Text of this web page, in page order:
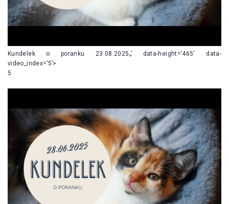
Kundelek o poranku 23.08.2025„’ data-height=’465′ data-
video_index=’5’>
5